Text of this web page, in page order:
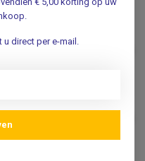
90% -
€3,75
direct per e-mail.